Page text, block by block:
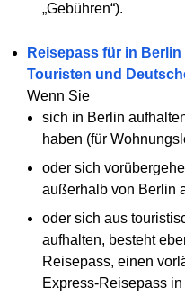
„Gebühren“).
Reisepass für in
Touristen und
Wenn Sie
sich in Berlin
haben (für
oder sich
außerhalb von Berlin
oder sich aus
aufhalten, besteht
Reisepass, einen
Express-Reisepass